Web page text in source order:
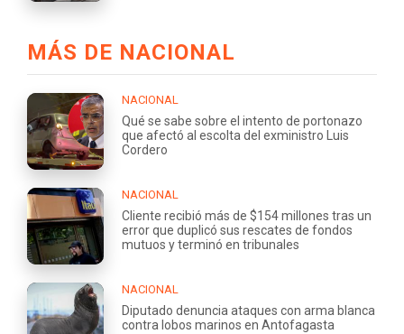
MÁS DE NACIONAL
NACIONAL
Qué se sabe sobre el intento de portonazo
que afectó al escolta del exministro Luis
Cordero
NACIONAL
Cliente recibió más de $154 millones tras un
error que duplicó sus rescates de fondos
mutuos y terminó en tribunales
NACIONAL
Diputado denuncia ataques con arma blanca
contra lobos marinos en Antofagasta